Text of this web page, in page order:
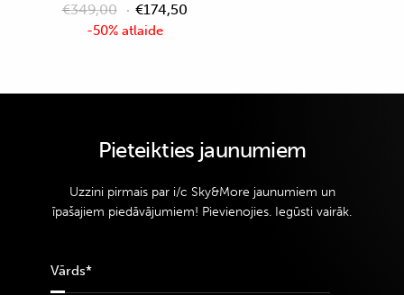
-50% atlaide
€349,00 €174,50
Pieteikties jaunumiem
Uzzini pirmais par i/c Sky&More jaunumiem un
īpašajiem piedāvājumiem! Pievienojies. Iegūsti vairāk.